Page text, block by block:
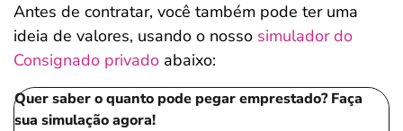
Antes de contratar, você também pode ter uma
ideia de valores, usando o nosso simulador do
Consignado privado abaixo:
Quer saber o quanto pode pegar emprestado? Faça
sua simulação agora!